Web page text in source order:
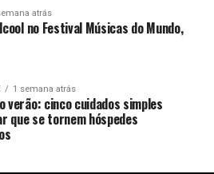
atrás
no Festival Músicas do Mundo,
1 semana atrás
verão: cinco cuidados simples
que se tornem hóspedes